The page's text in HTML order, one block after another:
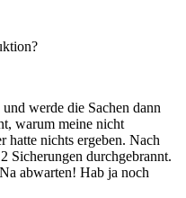
werde die Sachen dann
warum meine nicht
hatte nichts ergeben. Nach
Sicherungen durchgebrannt.
abwarten! Hab ja noch